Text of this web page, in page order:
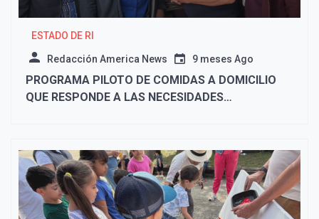
ESTADO DE RI
Redacción America News 9 meses Ago
PROGRAMA PILOTO DE COMIDAS A DOMICILIO
QUE RESPONDE A LAS NECESIDADES